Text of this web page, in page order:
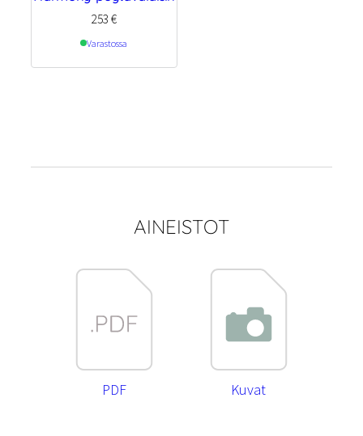
253 €
Varastossa
AINEISTOT
PDF Kuvat